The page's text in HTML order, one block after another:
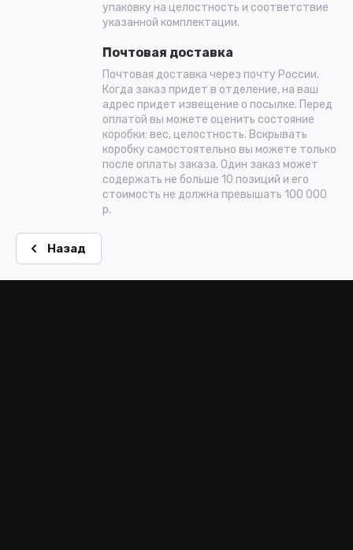
упаковку на целостность и соответствие
указанной комплектации.
Почтовая доставка
Почтовая доставка через почту России.
Когда заказ придет в отделение, на ваш
адрес придет извещение о посылке. Перед
оплатой вы можете оценить состояние
коробки: вес, целостность. Вскрывать
коробку самостоятельно вы можете только
после оплаты заказа. Один заказ может
содержать не больше 10 позиций и его
стоимость не должна превышать 100 000
р.
Назад